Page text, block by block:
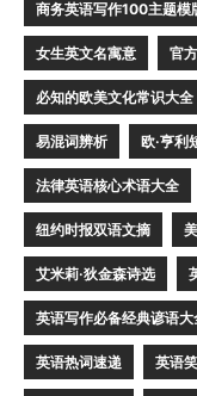
商务英语写作100主题模
女生英文名寓意 官
必知的欧美文化常识大全
易混词辨析 欧·亨利
法律英语核心术语大全
纽约时报双语文摘
艾米莉·狄金森诗选
英语写作必备经典谚语大
英语热词速递 英语